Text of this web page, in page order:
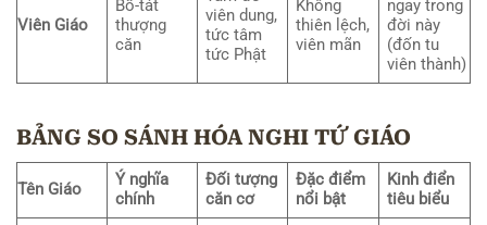
Viên Giáo
Bồ-tát
thượng
căn
viên dung,
tức tâm
tức Phật
Không
thiên lệch,
viên mãn
ngay trong
đời này
(đốn tu
viên thành)
BẢNG SO SÁNH HÓA NGHI TỨ GIÁO
Tên Giáo
Ý nghĩa
chính
Đối tượng
căn cơ
Đặc điểm
nổi bật
Kinh điển
tiêu biểu